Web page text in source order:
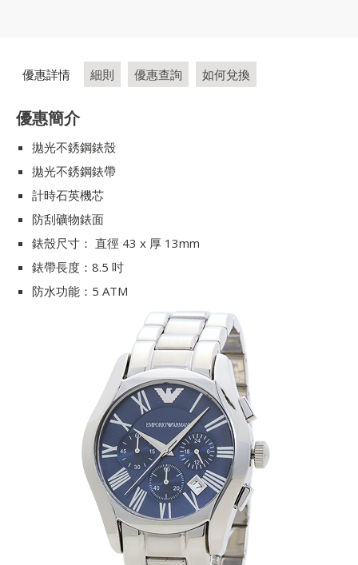
優惠詳情 細則 優惠查詢 如何兌換
優惠簡介
拋光不銹鋼錶殼
拋光不銹鋼錶帶
計時石英機芯
防刮礦物錶面
錶殼尺寸： 直徑 43 x 厚 13mm
錶帶長度：8.5 吋
防水功能：5 ATM